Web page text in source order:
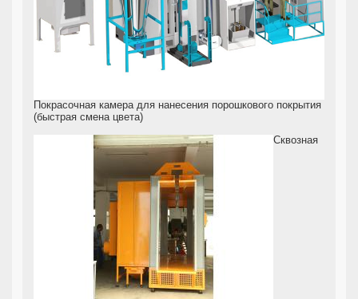
Покрасочная камера для нанесения порошкового покрытия
(быстрая смена цвета)
Сквозная